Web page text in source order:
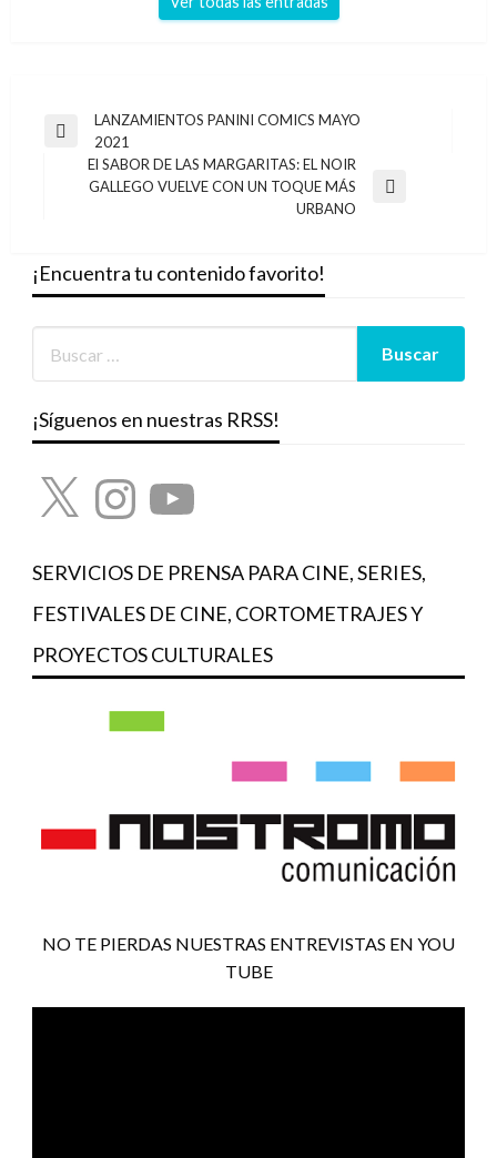
Navegación
entradas
Entrada
anterior
LANZAMIENTOS PANINI COMICS MAYO
2021
Entrada
El SABOR DE LAS MARGARITAS: EL NOIR
GALLEGO VUELVE CON UN TOQUE MÁS
URBANO
¡Encuentra tu contenido favorito!
¡Síguenos en nuestras RRSS!
X InstagramYouTube
SERVICIOS DE PRENSA PARA CINE, SERIES,
FESTIVALES DE CINE, CORTOMETRAJES Y
PROYECTOS CULTURALES
NO TE PIERDAS NUESTRAS ENTREVISTAS EN YOU
TUBE